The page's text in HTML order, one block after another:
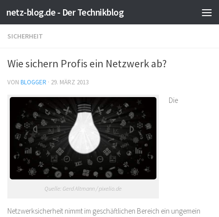
Zum Inhalt springen
netz-blog.de - Der Technikblog
SICHERHEIT
Wie sichern Profis ein Netzwerk ab?
VON BLOGGER · 29. MÄRZ 2013
Quelle: Gerd Altmann / pixelio.de
Die
Netzwerksicherheit nimmt im geschäftlichen Bereich ein ungemein